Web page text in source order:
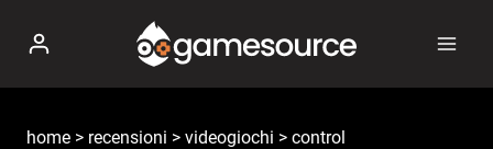
contenuto
home > recensioni > videogiochi > control